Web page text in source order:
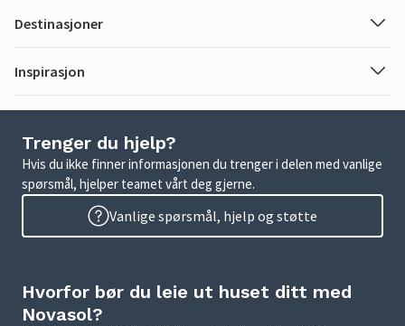
Destinasjoner
Inspirasjon
Trenger du hjelp?
Hvis du ikke finner informasjonen du trenger i delen med vanlige
spørsmål, hjelper teamet vårt deg gjerne.
Vanlige spørsmål, hjelp og støtte
Hvorfor bør du leie ut huset ditt med
Novasol?